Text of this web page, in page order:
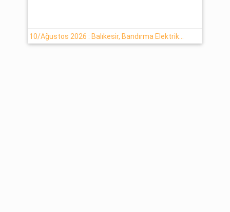
10/Ağustos 2026 : Balıkesir, Bandırma Elektrik Kesintisi Haberi